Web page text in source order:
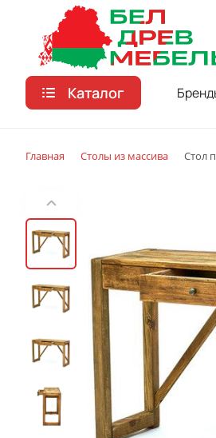
Каталог
Главная Столы из массива Стол